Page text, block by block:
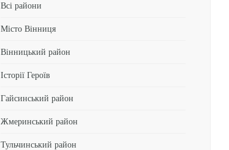
Всі райони
Місто Вінниця
Вінницький район
Історії Героїв
Гайсинський район
Жмеринський район
Тульчинський район